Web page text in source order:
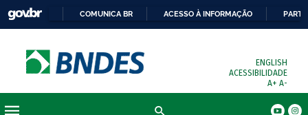
COMUNICA BR ACESSO À INFORMAÇÃO
ENGLISH
ACESSIBILIDADE
A+ A-